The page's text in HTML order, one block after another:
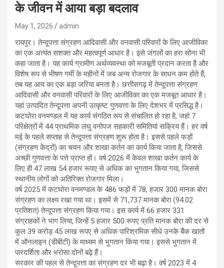
के जीवन में आया बड़ा बदलाव
May 1, 2026 admin
रायपुर। तेन्दूपत्ता संग्रहण आदिवासी और वनवासी परिवारों के लिए आजीविका
का एक अत्यंत सशक्त और महत्वपूर्ण आधार है। इसे जंगलों का हरा सोना भी
कहा जाता है। यह कार्य ग्रामीण अर्थव्यवस्था को मजबूती प्रदान करता है और
विशेष रूप से भीषण गर्मी के महीनों में जब अन्य रोजगार के साधन कम होते हैं,
तब यह आय का एक बड़ा जरिया बनता है। छत्तीसगढ़ में तेन्दूपत्ता संग्रहण
आदिवासी और वनवासी परिवारों के लिए आजीविका का एक मजबूत आधार है।
यहां उत्पादित तेन्दूपत्ता अपनी उत्कृष्ट गुणवत्ता के लिए देशभर में प्रसिद्ध है।
कटघोरा वनमण्डल में यह कार्य संगठित रूप से संचालित हो रहा है, जहां 7
परिक्षेत्रों में 44 प्राथमिक लघु वनोपज सहकारी समितियां सक्रिय हैं। हर वर्ष
मई के पहले सप्ताह से तेन्दूपत्ता संग्रहण शुरू होता है। इससे पहले फड़ों
(संग्रहण केंद्रों) का चयन और शाखा कर्तन का कार्य किया जाता है, जिससे
अच्छी गुणवत्ता के पत्ते प्राप्त हों। वर्ष 2026 में केवल शाखा कर्तन कार्य के
लिए ही 47 लाख 54 हजार रूपए से अधिक का भुगतान किया गया, जिससे
स्थानीय लोगों को अतिरिक्त रोजगार मिला।
वर्ष 2025 में कटघोरा वनमण्डल के 486 फड़ों में 78, हजार 300 मानक बोरा
संग्रहण का लक्ष्य रखा गया था। इसमें से 71,737 मानक बोरा (94.02
प्रतिशत) तेन्दूपत्ता संग्रहण किया गया। इस कार्य में 66 हजार 331
संग्राहकों ने भाग लिया, जिन्हें 5 हजार 500 रूपए प्रति मानक बोरा की दर से
कुल 39 करोड़ 45 लाख रूपए से अधिक पारिश्रमिक सीधे उनके बैंक खातों
में ऑनलाइन (डीबीटी) के माध्यम से भुगतान किया गया। इससे भुगतान में
पारदर्शिता और भरोसा दोनों बढ़े हैं।
सरकार की पहल से तेन्दूपत्ता का संग्रहण दर भी बढ़ा है। वर्ष 2023 में 4